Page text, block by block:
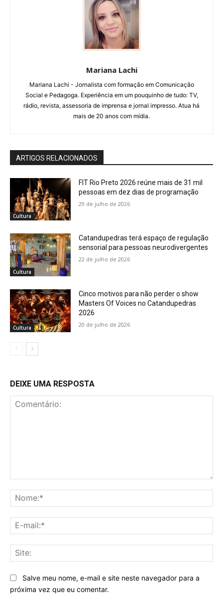
Mariana Lachi
Mariana Lachi - Jornalista com formação em Comunicação
Social e Pedagoga. Experiência em um pouquinho de tudo: TV,
rádio, revista, assessoria de imprensa e jornal impresso. Atua há
mais de 20 anos com mídia.
ARTIGOS RELACIONADOS
Cultura
FIT Rio Preto 2026 reúne mais de 31 mil
pessoas em dez dias de programação
29 de julho de 2026
Cultura
Catandupedras terá espaço de regulação
sensorial para pessoas neurodivergentes
22 de julho de 2026
Cultura
Cinco motivos para não perder o show
Masters Of Voices no Catandupedras
2026
20 de julho de 2026
DEIXE UMA RESPOSTA
Salve meu nome, e-mail e site neste navegador para a
próxima vez que eu comentar.